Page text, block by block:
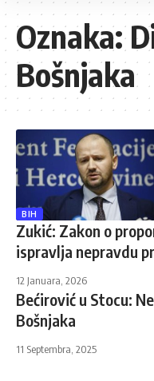
Oznaka:
Bošnjaka
BIH
Zukić: Zakon o
ispravlja nepravdu
12 Januara, 2026
Bećirović u Stocu:
Bošnjaka
11 Septembra, 2025